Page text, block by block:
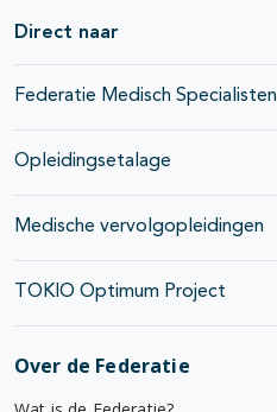
Direct naar
Federatie Medisch Specialisten
Opleidingsetalage
Medische vervolgopleidingen
TOKIO Optimum Project
Over de Federatie